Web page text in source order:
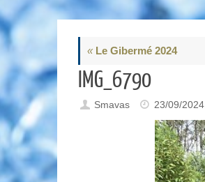
« Le Gibermé 2024
IMG_6790
Smavas 23/09/2024